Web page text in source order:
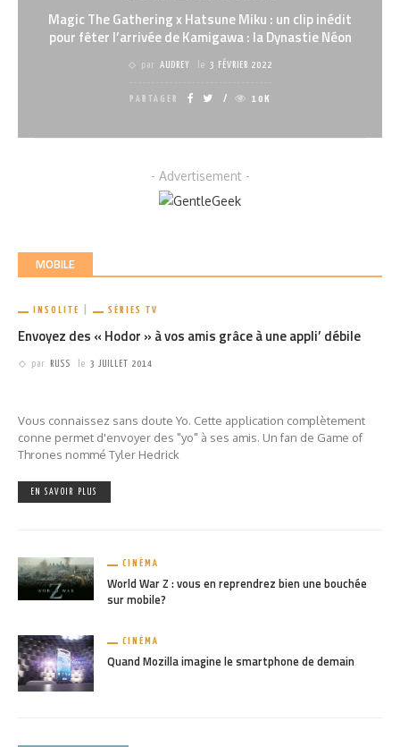
Magic The Gathering x Hatsune Miku : un clip inédit
pour fêter l’arrivée de Kamigawa : la Dynastie Néon
par AUDREY le 3 FÉVRIER 2022
PARTAGER 10K
- Advertisement -
MOBILE
INSOLITE SÉRIES TV
Envoyez des « Hodor » à vos amis grâce à une appli’ débile
par RUSS le 3 JUILLET 2014
Vous connaissez sans doute Yo. Cette application complètement
conne permet d'envoyer des "yo" à ses amis. Un fan de Game of
Thrones nommé Tyler Hedrick
EN SAVOIR PLUS
CINÉMA
World War Z : vous en reprendrez bien une bouchée
sur mobile?
CINÉMA
Quand Mozilla imagine le smartphone de demain